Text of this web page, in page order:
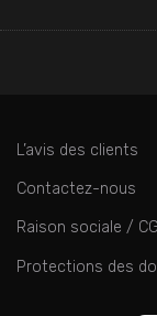
L’avis des clients
Contactez-nous
Raison sociale /
Protections des